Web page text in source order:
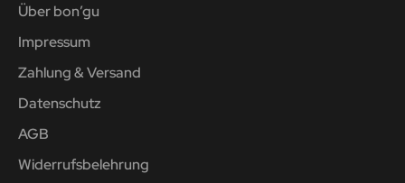
Über bon’gu
Impressum
Zahlung & Versand
Datenschutz
AGB
Widerrufsbelehrung